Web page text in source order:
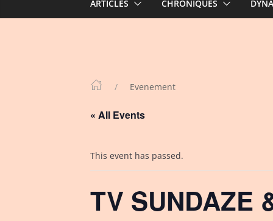
ARTICLES CHRONIQUES
Evenement
« All Events
This event has passed.
TV SUNDAZE